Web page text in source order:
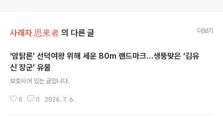
사래자 思來者 의 다른 글 더보기
‘암탉론’ 선덕여왕 위해 세운 80m 랜드마크…생뚱맞은 ‘김유
신 장군’ 유물
보호되어 있는 글입니다.
0 0 2026. 7. 6.